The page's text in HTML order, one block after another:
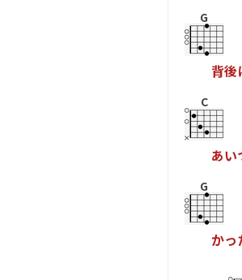
G
背後
C
あい
G
かっ